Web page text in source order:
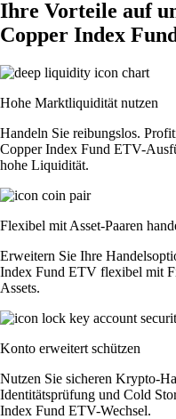
Ihre Vorteile auf
Copper Index
Hohe Marktliquidität nutzen
Handeln Sie reibungslos.
Copper Index Fund ETV-
hohe Liquidität.
Flexibel mit Asset-Paaren
Erweitern Sie Ihre
Index Fund ETV flexibel mit
Assets.
Konto erweitert schützen
Nutzen Sie sicheren Krypto-
Identitätsprüfung und Cold
Index Fund ETV-Wechsel.